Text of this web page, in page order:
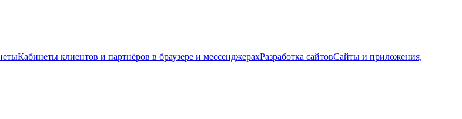
Кабинеты клиентов и партнёров в браузере и мессенджерахРазработка сайтовСайты и приложения,